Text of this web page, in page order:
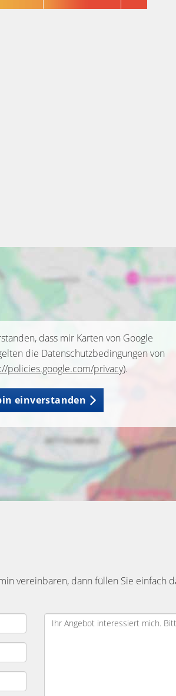
dass mir Karten von Google
die Datenschutzbedingungen von
policies.google.com/privacy).
einverstanden
vereinbaren, dann füllen Sie einfach